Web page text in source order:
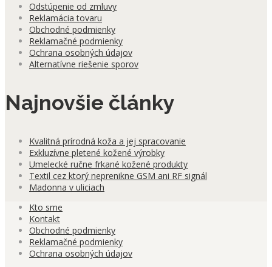
Odstúpenie od zmluvy
Reklamácia tovaru
Obchodné podmienky
Reklamačné podmienky
Ochrana osobných údajov
Alternatívne riešenie sporov
Najnovšie články
Kvalitná prírodná koža a jej spracovanie
Exkluzívne pletené kožené výrobky
Umelecké ručne frkané kožené produkty
Textil cez ktorý neprenikne GSM ani RF signál
Madonna v uliciach
Kto sme
Kontakt
Obchodné podmienky
Reklamačné podmienky
Ochrana osobných údajov